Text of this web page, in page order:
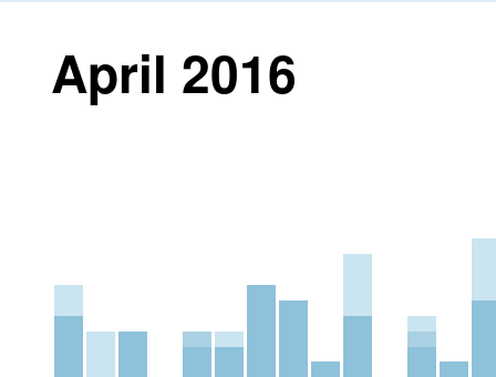
April 2016